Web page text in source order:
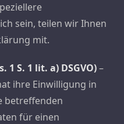
sein, teilen wir Ihnen
mit.
S. 1 lit. a) DSGVO)–
ihre Einwilligung in
betreffenden
für einen